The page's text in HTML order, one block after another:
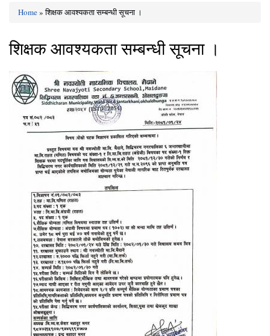
Home» शिक्षक आवश्यकता सम्बन्धी सूचना ।
शिक्षक आवश्यकता सम्बन्धी सूचना ।